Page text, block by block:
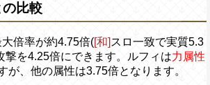
比較
倍率が約4.75倍([和] スロ一致で実質5.3
撃を4.25倍にできます。ルフィは力属性
が、他の属性は3.75倍となります。